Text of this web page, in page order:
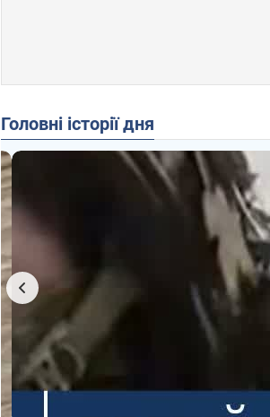
Головні історії дня